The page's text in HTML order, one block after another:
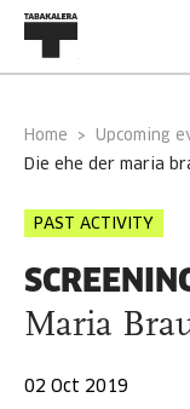
Home Upcoming
die ehe der maria
PAST ACTIVITY
Maria
02 Oct 2019